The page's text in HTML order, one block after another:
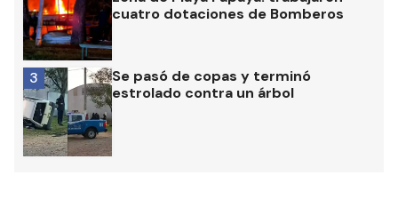
cuatro dotaciones de Bomberos
Se pasó de copas y terminó
estrolado contra un árbol
3